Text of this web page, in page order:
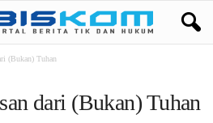
(Bukan) Tuhan
dari (Bukan) Tuhan